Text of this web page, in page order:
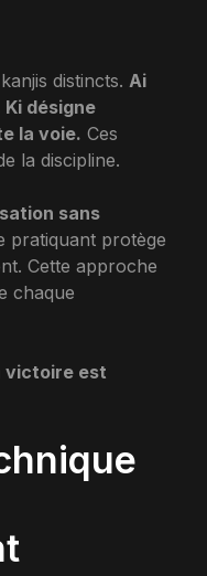
distincts. Ai
Ki désigne
la voie. Ces
la discipline.
sans
pratiquant protège
Cette approche
chaque
victoire est